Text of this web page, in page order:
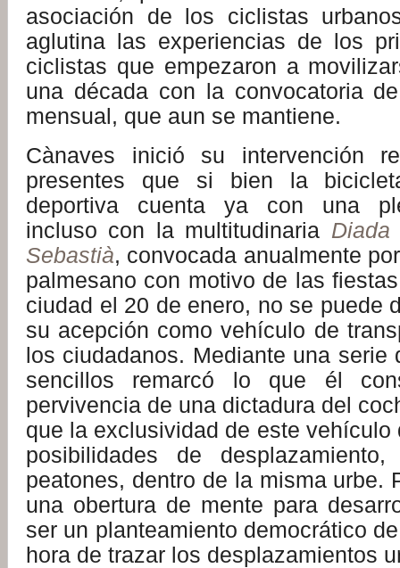
asociación de los ciclistas
aglutina las experiencias de los
ciclistas que empezaron a
una década con la convocatoria
mensual, que aun se mantiene.
Cànaves inició su intervención
presentes que si bien la
deportiva cuenta ya con una
incluso con la multitudinaria
Sebastià, convocada anualmente
palmesano con motivo de las
ciudad el 20 de enero, no se puede
su acepción como vehículo de
los ciudadanos. Mediante una serie
sencillos remarcó lo que él
pervivencia de una dictadura del
que la exclusividad de este vehículo
posibilidades de
peatones, dentro de la misma urbe.
una obertura de mente para
ser un planteamiento democrático
hora de trazar los desplazamientos